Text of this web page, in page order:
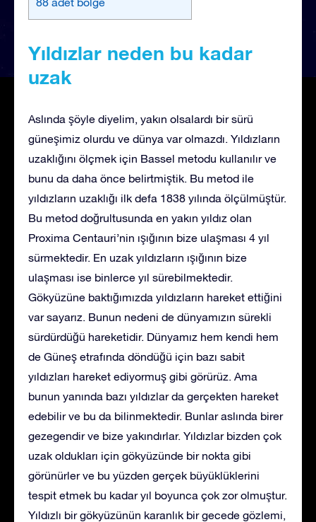
Yıldızlar neden bu kadar
uzak
Aslında şöyle diyelim, yakın olsalardı bir sürü
güneşimiz olurdu ve dünya var olmazdı. Yıldızların
uzaklığını ölçmek için Bassel metodu kullanılır ve
bunu da daha önce belirtmiştik. Bu metod ile
yıldızların uzaklığı ilk defa 1838 yılında ölçülmüştür.
Bu metod doğrultusunda en yakın yıldız olan
Proxima Centauri’nin ışığının bize ulaşması 4 yıl
sürmektedir. En uzak yıldızların ışığının bize
ulaşması ise binlerce yıl sürebilmektedir.
Gökyüzüne baktığımızda yıldızların hareket ettiğini
var sayarız. Bunun nedeni de dünyamızın sürekli
sürdürdüğü hareketidir. Dünyamız hem kendi hem
de Güneş etrafında döndüğü için bazı sabit
yıldızları hareket ediyormuş gibi görürüz. Ama
bunun yanında bazı yıldızlar da gerçekten hareket
edebilir ve bu da bilinmektedir. Bunlar aslında birer
gezegendir ve bize yakındırlar. Yıldızlar bizden çok
uzak oldukları için gökyüzünde bir nokta gibi
görünürler ve bu yüzden gerçek büyüklüklerini
tespit etmek bu kadar yıl boyunca çok zor olmuştur.
Yıldızlı bir gökyüzünün karanlık bir gecede gözlemi,